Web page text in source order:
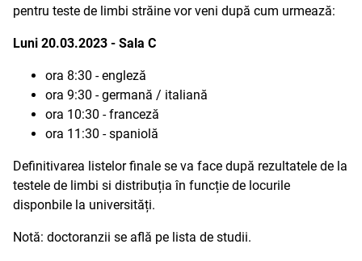
pentru teste de limbi străine vor veni după cum urmează:
Luni 20.03.2023 - Sala C
ora 8:30 - engleză
ora 9:30 - germană / italiană
ora 10:30 - franceză
ora 11:30 - spaniolă
Definitivarea listelor finale se va face după rezultatele de la
testele de limbi si distribuția în funcție de locurile
disponbile la universități.
Notă: doctoranzii se află pe lista de studii.